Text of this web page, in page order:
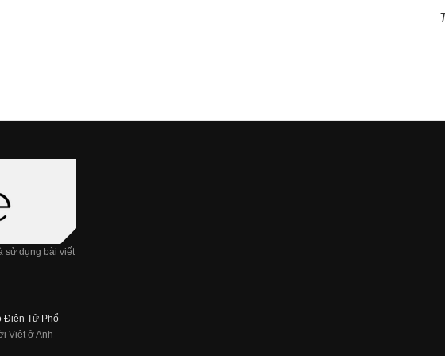
sử dụng bài viết
Điện Tử Phổ
Việt ở Anh -